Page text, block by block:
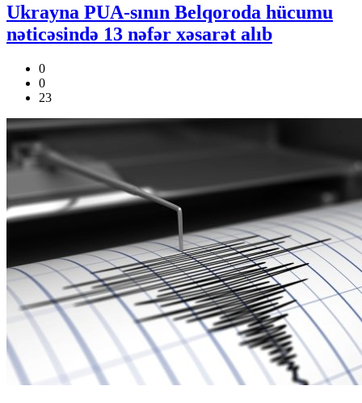
Ukrayna PUA-sının Belqoroda hücumu
nəticəsində 13 nəfər xəsarət alıb
0
0
23